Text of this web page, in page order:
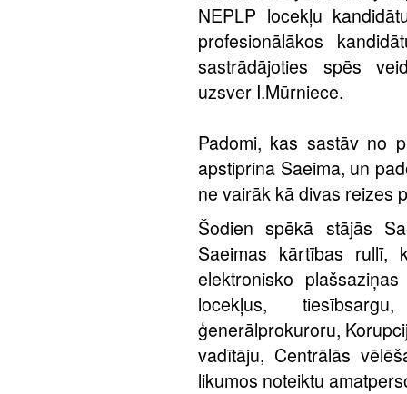
NEPLP locekļu
profesionālākos
sastrādājoties spēs
uzsver I.Mūrniece.
Padomi, kas sastāv no
apstiprina Saeima, un
ne vairāk kā divas reizes
Šodien spēkā stājās
Saeimas kārtības rullī,
elektronisko
locekļus,
ģenerālprokuroru,
vadītāju, Centrālās
likumos noteiktu